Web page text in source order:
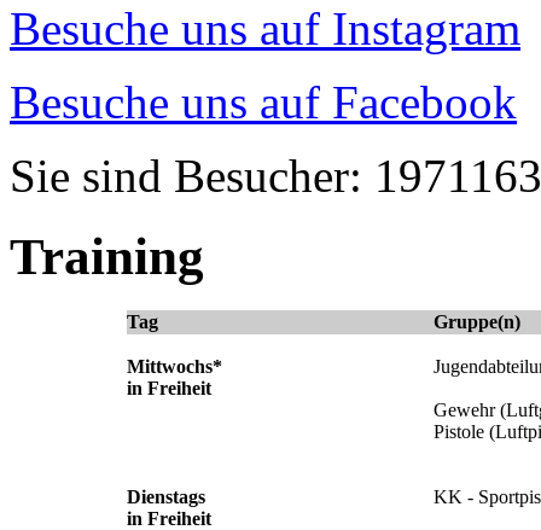
Besuche uns auf Instagram
Besuche uns auf Facebook
Sie sind Besucher: 1971163
Training
Tag Gruppe(n)
Mittwochs*
in Freiheit
Gewehr
Pistole
Dienstags
KK -
in Freiheit